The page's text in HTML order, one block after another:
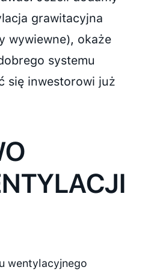
grawitacyjna
wywiewne), okaże
systemu
się inwestorowi już
wentylacyjnego